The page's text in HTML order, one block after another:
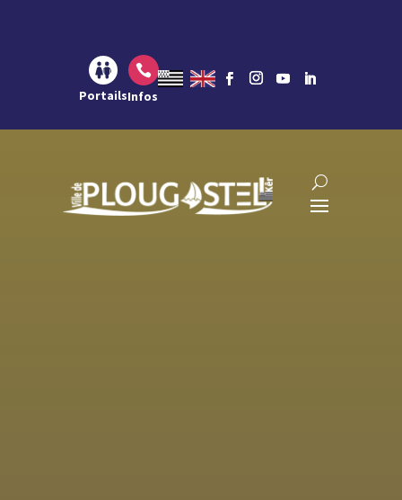
Aller à la recherche
Portails

Infos